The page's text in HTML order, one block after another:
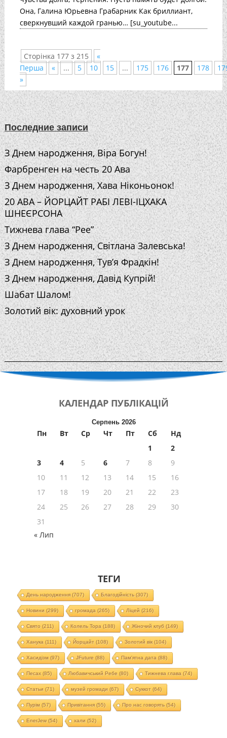
Она, Галина Юрьевна Грабарник Как бриллиант,
сверкнувший каждой гранью… [su_youtube...
Сторінка 177 з 215
«
Перша
« ... 5 10 15 ... 175 176 177 178
»
Последние записи
З Днем народження, Віра Богун!
Фарбренген на честь 20 Ава
З Днем народження, Хава Ніконьонок!
20 АВА – ЙОРЦАЙТ РАБІ ЛЕВІ-ІЦХАКА
ШНЕЄРСОНА
Тижнева глава “Рее”
З Днем народження, Світлана Залевська!
З Днем народження, Тув’я Фрадкін!
З Днем народження, Давід Купрій!
Шабат Шалом!
Золотий вік: духовний урок
КАЛЕНДАР ПУБЛІКАЦІЙ
Серпень 2026
Пн Вт Ср Чт Пт Сб
Нд
1
2
3
4 5 6 7 8
9
10
11 12 13 14 15
16
17
18 19 20 21 22
23
24
25 26 27 28 29
30
31
« Лип
ТЕГИ
День народження(707) Благодійність(307)
Новини (299) громада (265) Ліцей (216)
Свято (211) Колель Тора (188) Жіночий клуб (149)
Ханука (111) Йорцайт (108) Золотий вік(104)
Хасидізм (97) JFuture (88) Пам'ятна дата (88)
Песах(85) Любавичський Ребе (80) Тижнева глава (74)
Статьи (71) музей громади (67) Суккот (64)
Пурім (57) Привітання(55) Про нас говорять(54)
EnerJew(54) хали (52)